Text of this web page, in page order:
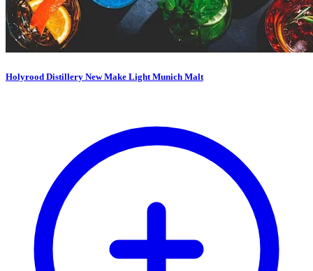
Holyrood Distillery New Make Light Munich Malt